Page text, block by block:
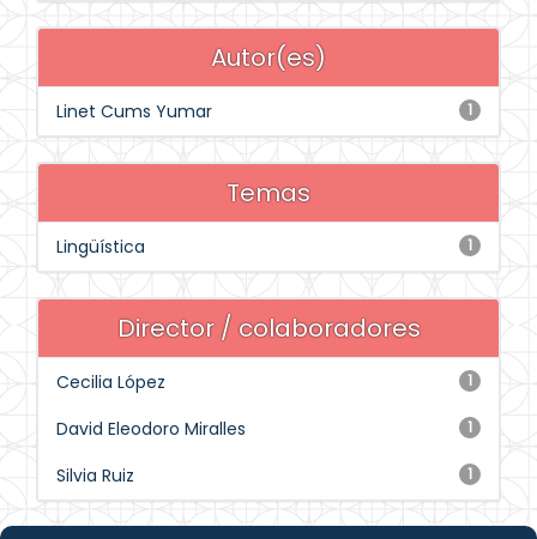
Autor(es)
1
Linet Cums Yumar
Temas
1
Lingüística
Director / colaboradores
1
Cecilia López
1
David Eleodoro Miralles
1
Silvia Ruiz